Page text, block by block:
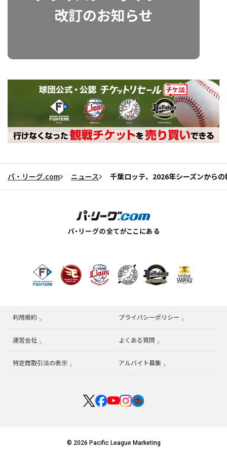
パ・リーグ.com ニュース 千葉ロッテ、2026年シーズンから
利用規約 プライバシーポリシー
運営会社 （別ウィンドウで開く） よくある質問
特定商取引法の表示 アルバイト募集 （別ウィンドウで開く
© 2026 Pacific League Marketing